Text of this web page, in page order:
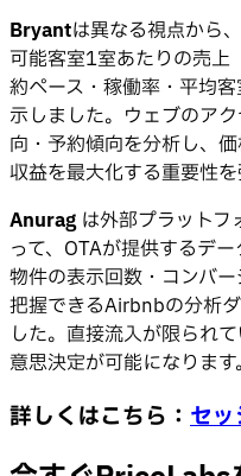
Bryantは異なる視点から
可能客室1室あたりの売上
約ペース・稼働率・平均
示しました。ウェブのア
向・予約傾向を分析し、
収益を最大化する重要性を
Anurag は外部プラットフ
って、OTAが提供するデ
物件の表示回数・コンバ
把握できるAirbnbの分析
した。直接流入が限られ
意思決定が可能になります。
詳しくはこちら： セ